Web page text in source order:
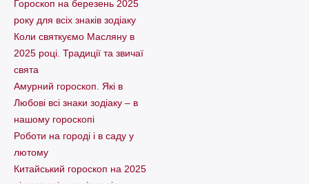
Гороскоп на березень 2025
року для всіх знаків зодіаку
Коли святкуємо Масляну в
2025 році. Традиції та звичаї
свята
Амурний гороскоп. Які в
Любові всі знаки зодіаку – в
нашому гороскопі
Pоботи на городі і в саду у
лютому
Китайський гороскоп на 2025